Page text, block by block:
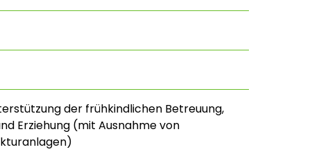
der frühkindlichen Betreuung,
Erziehung (mit Ausnahme von